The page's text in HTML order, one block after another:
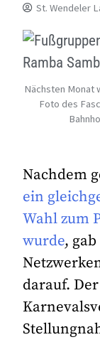
St. Wendeler
Nächsten Monat
Foto des
Nachdem
ein
Wahl zum
wurde,
darauf.